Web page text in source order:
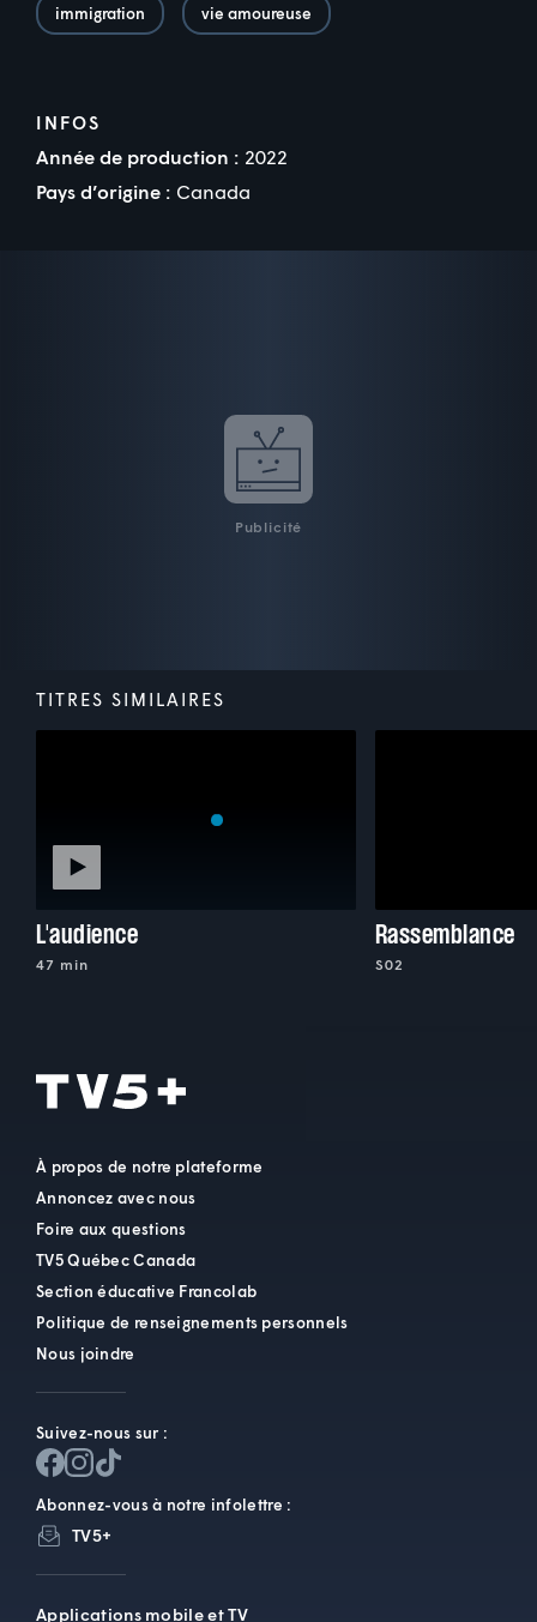
immigration vie amoureuse
INFOS
Année de production : 2022
Pays d’origine : Canada
Publicité
TITRES SIMILAIRES
L'audience
47 min
Rassemblance
S02
À propos de notre plateforme
Annoncez avec nous
Foire aux questions
TV5 Québec Canada
Section éducative Francolab
Politique de renseignements personnels
Nous joindre
Suivez-nous sur :
Abonnez-vous à notre infolettre :
TV5+
Applications mobile et TV